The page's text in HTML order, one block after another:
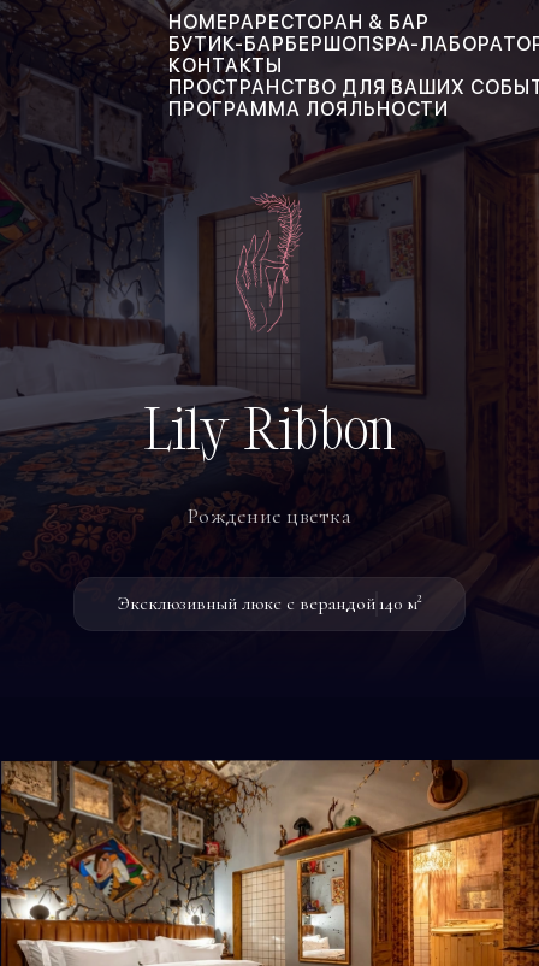
НОМЕРАРЕСТОРАН & БАР
БУТИК-БАРБЕРШОПSPA-
КОНТАКТЫ
ПРОСТРАНСТВО ДЛЯ ВАШИХ
ПРОГРАММА ЛОЯЛЬНОСТИ
Lily Ribbon
Рождение цветка
Эксклюзивный люкс с верандой140 м²